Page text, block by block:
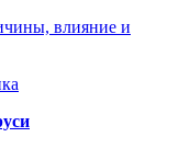
влияние и